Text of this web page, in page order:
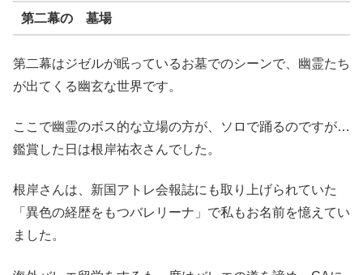
第二幕の 墓場
第二幕はジゼルが眠っているお墓でのシーンで、幽霊たち
が出てくる幽玄な世界です。
ここで幽霊のボス的な立場の方が、ソロで踊るのですが…
鑑賞した日は根岸祐衣さんでした。
根岸さんは、新国アトレ会報誌にも取り上げられていた
「異色の経歴をもつバレリーナ」で私もお名前を憶えてい
ました。